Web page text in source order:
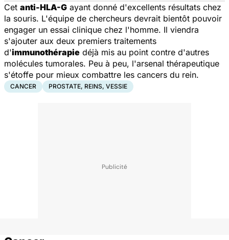
Cet anti-HLA-G ayant donné d'excellents résultats chez
la souris. L'équipe de chercheurs devrait bientôt pouvoir
engager un essai clinique chez l'homme. Il viendra
s'ajouter aux deux premiers traitements
d'immunothérapie déjà mis au point contre d'autres
molécules tumorales. Peu à peu, l'arsenal thérapeutique
s'étoffe pour mieux combattre les cancers du rein.
CANCER PROSTATE, REINS, VESSIE